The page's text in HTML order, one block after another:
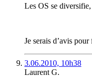
Les OS se
Je serais d’avis
3.06.2010, 10h38
Laurent G.